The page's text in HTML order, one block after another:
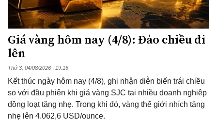
Giá vàng hôm nay (4/8): Đảo chiều đi
lên
Thứ 3, 04/08/2026 | 19:16
Kết thúc ngày hôm nay (4/8), ghi nhận diễn biến trái chiều
so với đầu phiên khi giá vàng SJC tại nhiều doanh nghiệp
đồng loạt tăng nhẹ. Trong khi đó, vàng thế giới nhích tăng
nhẹ lên 4.062,6 USD/ounce.